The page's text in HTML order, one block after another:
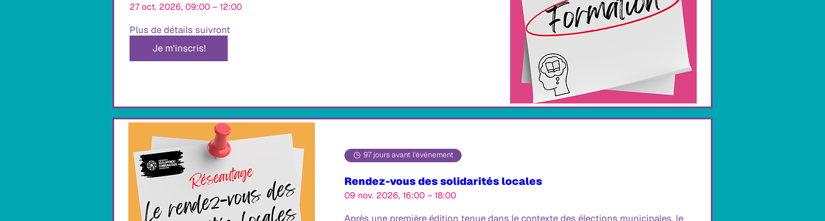
27 oct. 2026, 09:00 – 12:00
Plus de détails suivront
Je m'inscris!
97 jours avant l'événement
Rendez-vous des solidarités locales
09 nov. 2026, 16:00 – 18:00
Après une première édition tenue dans le contexte des élections municipales, le